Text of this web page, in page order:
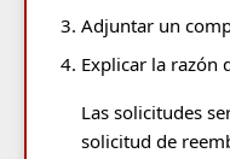
Adjuntar un
Explicar la razón
Las solicitudes
solicitud de